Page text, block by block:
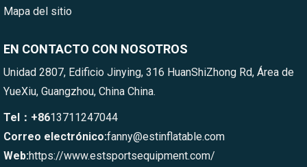
Mapa del sitio
EN CONTACTO CON NOSOTROS
Unidad 2807, Edificio Jinying, 316 HuanShiZhong Rd, Área de
YueXiu, Guangzhou, China China.
Tel：+8613711247044
Correo electrónico:fanny@estinflatable.com
Web:https://www.estsportsequipment.com/